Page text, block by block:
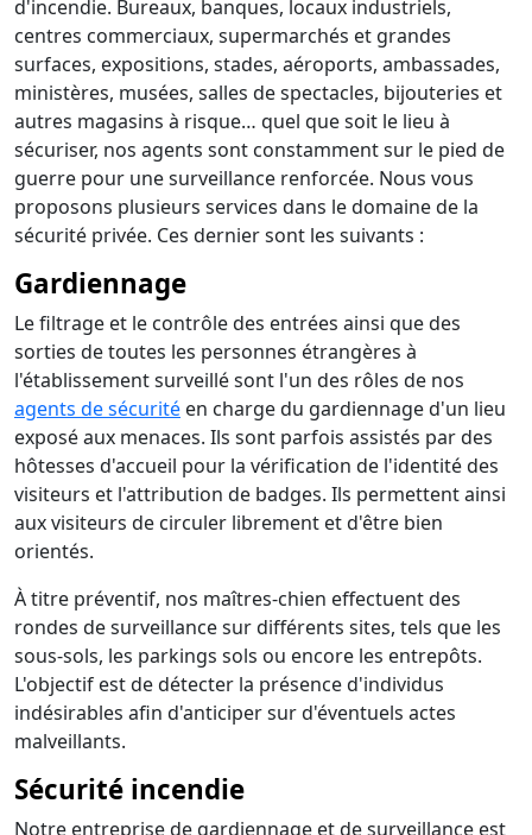
d'incendie. Bureaux, banques, locaux industriels,
centres commerciaux, supermarchés et grandes
surfaces, expositions, stades, aéroports, ambassades,
ministères, musées, salles de spectacles, bijouteries et
autres magasins à risque… quel que soit le lieu à
sécuriser, nos agents sont constamment sur le pied de
guerre pour une surveillance renforcée. Nous vous
proposons plusieurs services dans le domaine de la
sécurité privée. Ces dernier sont les suivants :
Gardiennage
Le filtrage et le contrôle des entrées ainsi que des
sorties de toutes les personnes étrangères à
l'établissement surveillé sont l'un des rôles de nos
agents de sécurité en charge du gardiennage d'un lieu
exposé aux menaces. Ils sont parfois assistés par des
hôtesses d'accueil pour la vérification de l'identité des
visiteurs et l'attribution de badges. Ils permettent ainsi
aux visiteurs de circuler librement et d'être bien
orientés.
À titre préventif, nos maîtres-chien effectuent des
rondes de surveillance sur différents sites, tels que les
sous-sols, les parkings sols ou encore les entrepôts.
L'objectif est de détecter la présence d'individus
indésirables afin d'anticiper sur d'éventuels actes
malveillants.
Sécurité incendie
Notre entreprise de gardiennage et de surveillance est